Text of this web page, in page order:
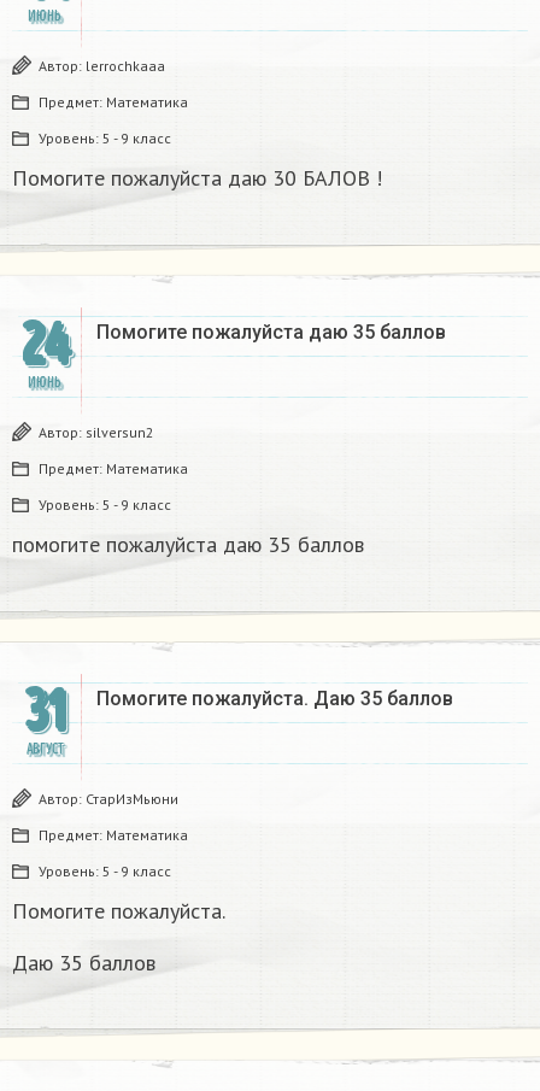
ИЮНЬ
Автор: lerrochkaaa
Предмет: Математика
Уровень: 5 - 9 класс
Помогите пожалуйста даю 30 БАЛОВ !​
24
ИЮНЬ
Помогите пожалуйста даю 35 баллов
Автор: silversun2
Предмет: Математика
Уровень: 5 - 9 класс
помогите пожалуйста даю 35 баллов
31
АВГУСТ
Помогите пожалуйста. Даю 35 баллов
Автор: СтарИзМьюни
Предмет: Математика
Уровень: 5 - 9 класс
Помогите пожалуйста.
Даю 35 баллов